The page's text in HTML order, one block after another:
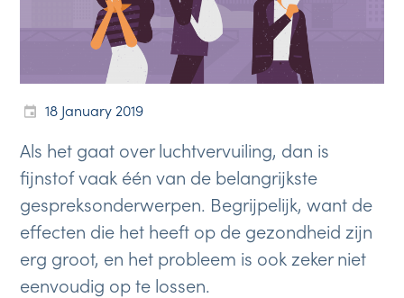
18 January 2019
Als het gaat over luchtvervuiling, dan is
fijnstof vaak één van de belangrijkste
gespreksonderwerpen. Begrijpelijk, want de
effecten die het heeft op de gezondheid zijn
erg groot, en het probleem is ook zeker niet
eenvoudig op te lossen.